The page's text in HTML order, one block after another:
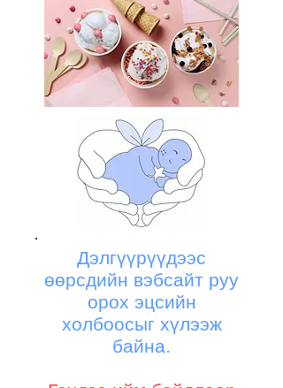
Дэлгүүрүүдээс
өөрсдийн вэбсайт руу
орох эцсийн
холбоосыг хүлээж
байна.